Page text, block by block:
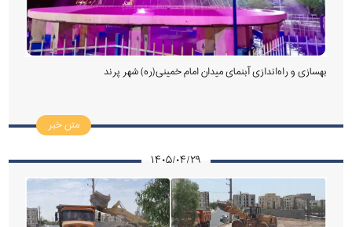
بهسازی و راه‌اندازی آبنمای میدان امام خمینی(ره) شهر پرند
متن خبر
۱۴۰۵/۰۴/۲۹